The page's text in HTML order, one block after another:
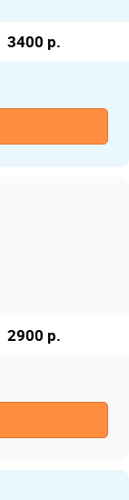
3400 р.
2900 р.